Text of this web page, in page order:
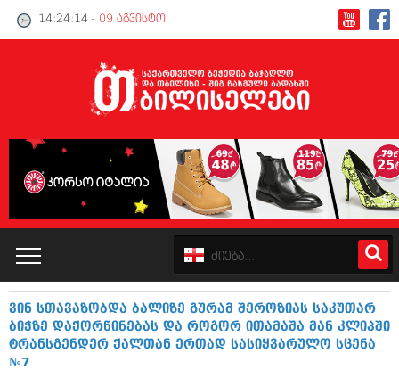
14:24:15 - 09 აგვისტო
კატალოგი
ვინ სთავაზობდა ბალიზე გურამ შეროზიას საკუთარ
ბიჭზე დაქორწინებას და როგორ ითამაშა მან კლიპში
ტრანსგენდერ ქალთან ერთად სასიყვარულო სცენა
№7